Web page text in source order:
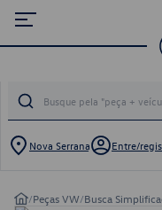
Nova Serrana Entre/
/Peças VW/Busca